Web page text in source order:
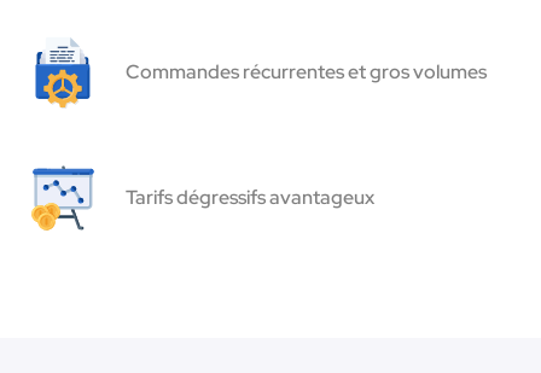
Commandes récurrentes et gros volumes
Tarifs dégressifs avantageux